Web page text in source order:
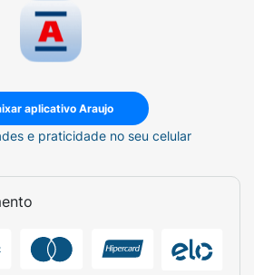
aplicativo Araujo
e praticidade no seu celular